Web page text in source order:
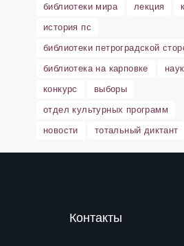
библиотеки мира
лекция
история пс
библиотеки петроградской
библиотека на карповке
конкурс
выборы
отдел культурных программ
новости
тотальный диктант
Контакты